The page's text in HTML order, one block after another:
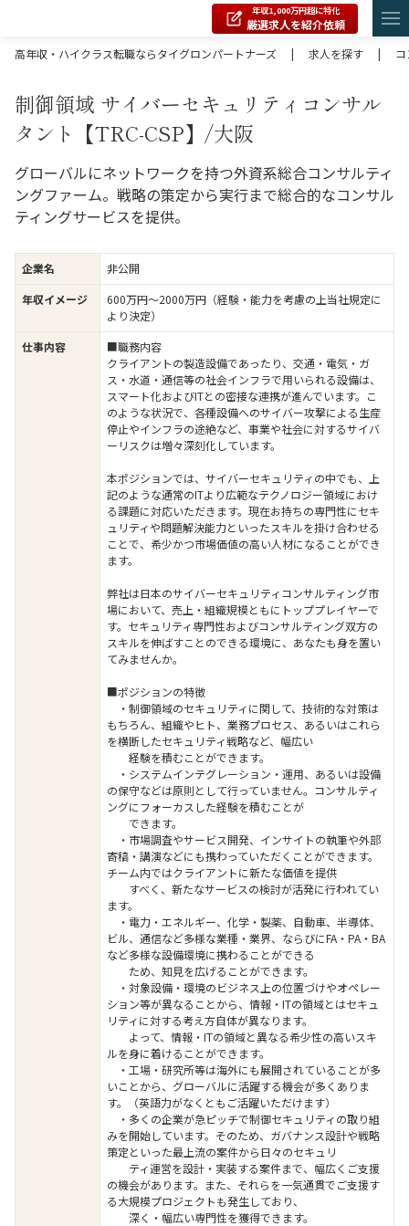
年収1,000万円超に特化
厳選求人を紹介依頼
高年収・ハイクラス転職ならタイグロンパートナーズ
| 求人を探す |
制御領域 サイバーセキュリティコンサル
タント【TRC-CSP】/大阪
グローバルにネットワークを持つ外資系総合コンサルティ
ングファーム。戦略の策定から実行まで総合的なコンサル
ティングサービスを提供。
企業名
非公開
年収イメージ
600万円〜2000万円（経験・能力を考慮の上当社規定に
より決定）
仕事内容
■職務内容
クライアントの製造設備であったり、交通・電気・ガ
ス・水道・通信等の社会インフラで用いられる設備は、
スマート化およびITとの密接な連携が進んでいます。こ
のような状況で、各種設備へのサイバー攻撃による生産
停止やインフラの途絶など、事業や社会に対するサイバ
ーリスクは増々深刻化しています。
本ポジションでは、サイバーセキュリティの中でも、上
記のような通常のITより広範なテクノロジー領域におけ
る課題に対応いただきます。現在お持ちの専門性にセキ
ュリティや問題解決能力といったスキルを掛け合わせる
ことで、希少かつ市場価値の高い人材になることができ
ます。
弊社は日本のサイバーセキュリティコンサルティング市
場において、売上・組織規模ともにトッププレイヤーで
す。セキュリティ専門性およびコンサルティング双方の
スキルを伸ばすことのできる環境に、あなたも身を置い
てみませんか。
■ポジションの特徴
・制御領域のセキュリティに関して、技術的な対策は
もちろん、組織やヒト、業務プロセス、あるいはこれら
を横断したセキュリティ戦略など、幅広い
経験を積むことができます。
・システムインテグレーション・運用、あるいは設備
の保守などは原則として行っていません。コンサルティ
ングにフォーカスした経験を積むことが
できます。
・市場調査やサービス開発、インサイトの執筆や外部
寄稿・講演などにも携わっていただくことができます。
チーム内ではクライアントに新たな価値を提供
すべく、新たなサービスの検討が活発に行われてい
ます。
・電力・エネルギー、化学・製薬、自動車、半導体、
ビル、通信など多様な業種・業界、ならびにFA・PA・BA
など多様な設備環境に携わることができる
ため、知見を広げることができます。
・対象設備・環境のビジネス上の位置づけやオペレー
ション等が異なることから、情報・ITの領域とはセキュ
リティに対する考え方自体が異なります。
よって、情報・ITの領域と異なる希少性の高いスキ
ルを身に着けることができます。
・工場・研究所等は海外にも展開されていることが多
いことから、グローバルに活躍する機会が多くありま
す。（英語力がなくともご活躍いただけます）
・多くの企業が急ピッチで制御セキュリティの取り組
みを開始しています。そのため、ガバナンス設計や戦略
策定といった最上流の案件から日々のセキュリ
ティ運営を設計・実装する案件まで、幅広くご支援
の機会があります。また、それらを一気通貫でご支援す
る大規模プロジェクトも発生しており、
深く・幅広い専門性を獲得できます。